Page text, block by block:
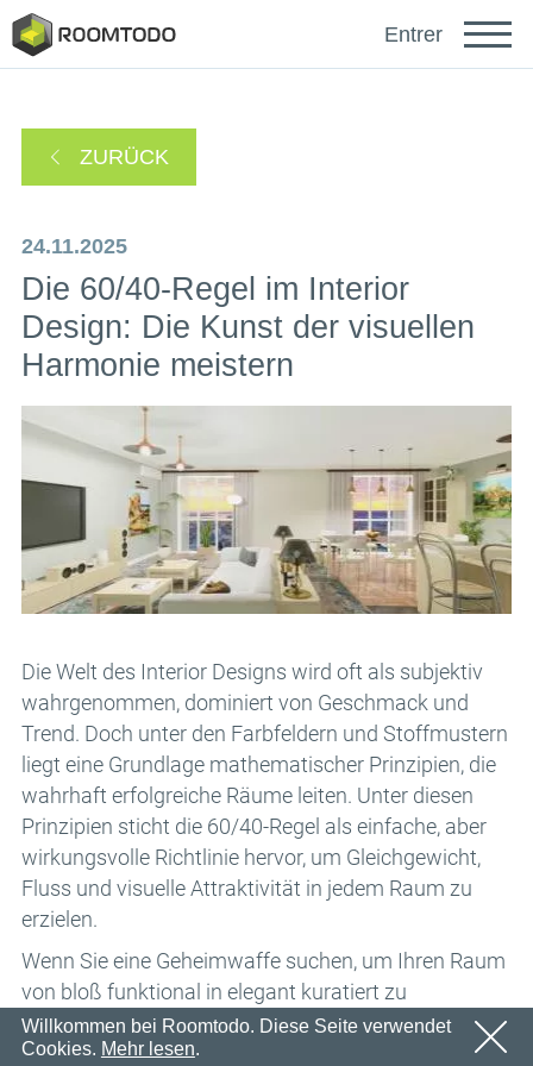
sich anmelden mit
Email
Passwort
Anmeldung Passwort erinnern
Danke für die Registrierung
Wir werden in Kürze eine E-Mail mit einem
Bestätigungslink senden.
Bitte folgen Sie dem Link in der E-Mail, um Ihr Konto zu
OK
Ein Link zur Passwortwiederherstellung wurde an
Ihre E-Mail-Adresse gesendet.
OK
Entrer
ZURÜCK
24.11.2025
Die 60/40-Regel im Interior
Design: Die Kunst der visuellen
Harmonie meistern
Die Welt des Interior Designs wird oft als subjektiv
wahrgenommen, dominiert von Geschmack und
Trend. Doch unter den Farbfeldern und Stoffmustern
liegt eine Grundlage mathematischer Prinzipien, die
wahrhaft erfolgreiche Räume leiten. Unter diesen
Prinzipien sticht die 60/40-Regel als einfache, aber
wirkungsvolle Richtlinie hervor, um Gleichgewicht,
Fluss und visuelle Attraktivität in jedem Raum zu
erzielen.
Wenn Sie eine Geheimwaffe suchen, um Ihren Raum
von bloß funktional in elegant kuratiert zu
verwandeln, ist diese Regel – eine leicht zugängliche
Annäherung an den verehrten Goldenen Schnitt –
Willkommen bei Roomtodo. Diese Seite verwendet
Cookies. Mehr lesen.